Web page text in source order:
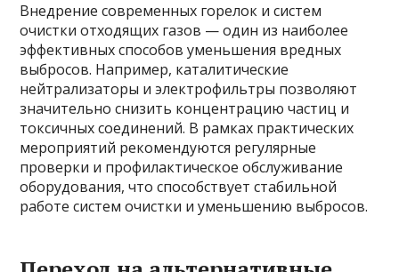
Внедрение современных горелок и систем
очистки отходящих газов — один из наиболее
эффективных способов уменьшения вредных
выбросов. Например, каталитические
нейтрализаторы и электрофильтры позволяют
значительно снизить концентрацию частиц и
токсичных соединений. В рамках практических
мероприятий рекомендуются регулярные
проверки и профилактическое обслуживание
оборудования, что способствует стабильной
работе систем очистки и уменьшению выбросов.